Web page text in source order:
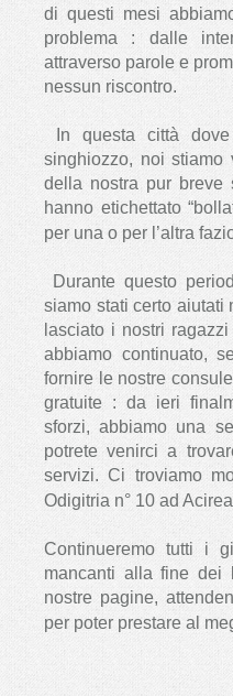
di questi mesi
problema : dalle
attraverso parole e
nessun riscontro.
In questa città
singhiozzo, noi
della nostra pur breve
hanno etichettato
per una o per l’altra
Durante questo
siamo stati certo aiutati
lasciato i nostri
abbiamo continuato,
fornire le nostre
gratuite : da ieri
sforzi, abbiamo una
potrete venirci a
servizi. Ci troviamo
Odigitria n° 10 ad
Continueremo tutti i
mancanti alla fine dei
nostre pagine,
per poter prestare al